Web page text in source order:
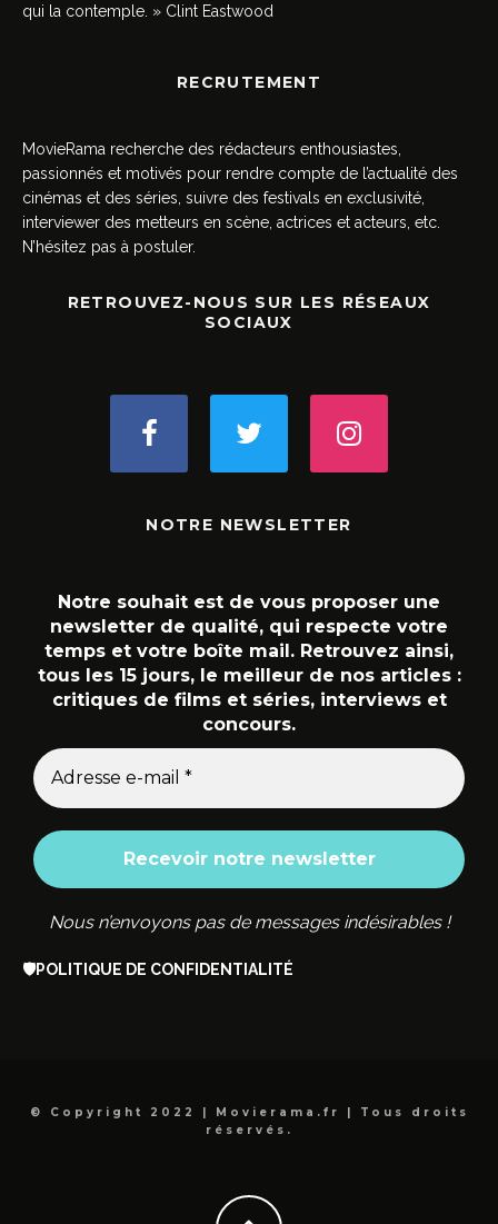
qui la contemple. » Clint Eastwood
RECRUTEMENT
MovieRama recherche des rédacteurs enthousiastes,
passionnés et motivés pour rendre compte de l’actualité des
cinémas et des séries, suivre des festivals en exclusivité,
interviewer des metteurs en scène, actrices et acteurs, etc.
N’hésitez pas à postuler.
RETROUVEZ-NOUS SUR LES RÉSEAUX
SOCIAUX
NOTRE NEWSLETTER
Notre souhait est de vous proposer une
newsletter de qualité, qui respecte votre
temps et votre boîte mail. Retrouvez ainsi,
tous les 15 jours, le meilleur de nos articles :
critiques de films et séries, interviews et
concours.
Nous n’envoyons pas de messages indésirables !
🛡️POLITIQUE DE CONFIDENTIALITÉ
© Copyright 2022 | Movierama.fr | Tous droits
réservés.